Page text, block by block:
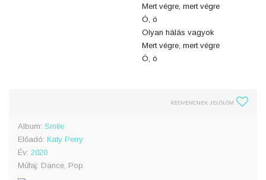
Mert végre, mert végre
Ó, ó
Olyan hálás vagyok
Mert végre, mert végre
Ó, ó
KEDVENCNEK JELÖLÖM
Album: Smile
Előadó: Katy Perry
Év: 2020
Műfaj: Dance, Pop